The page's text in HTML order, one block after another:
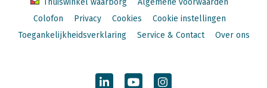
Thuiswinkel waarborg
Algemene voorwaarden
Colofon
Privacy Cookies
Cookie instellingen
Toegankelijkheidsverklaring
Service & Contact Over ons